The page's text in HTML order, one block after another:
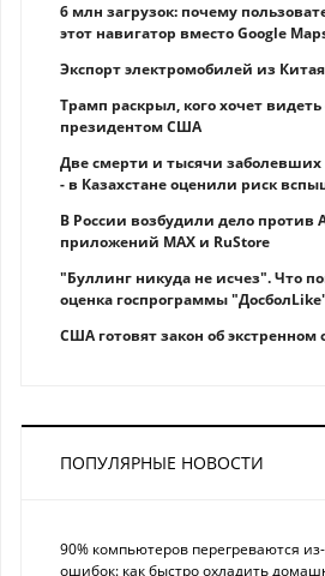
6 млн загрузок: почему
этот навигатор вместо Google
Экспорт электромобилей из
Трамп раскрыл, кого хочет
президентом США
Две смерти и тысячи заболевших
- в Казахстане оценили риск
В России возбудили дело против
приложений MAX и RuStore
"Буллинг никуда не исчез". Что
оценка госпрограммы
США готовят закон об
ПОПУЛЯРНЫЕ НОВОСТИ
90% компьютеров перегреваются
ошибок: как быстро охладить